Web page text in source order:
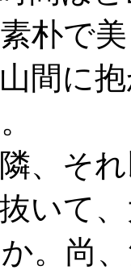
朴で
間に
、そ
いて
。尚